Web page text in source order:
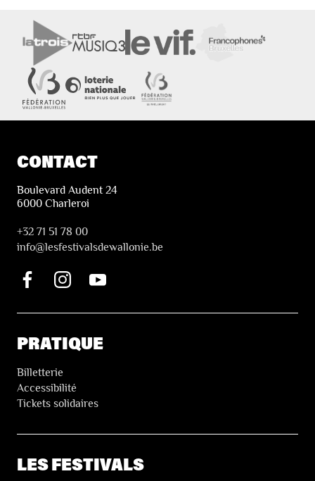
CONTACT
Boulevard Audent 24
6000 Charleroi
+32 71 51 78 00
info@lesfestivalsdewallonie.be
PRATIQUE
Billetterie
Accessibilité
Tickets solidaires
LES FESTIVALS